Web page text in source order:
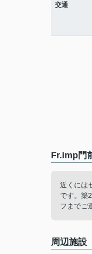
交通
Fr.imp門
近くには
です。築
フまでご
周辺施設